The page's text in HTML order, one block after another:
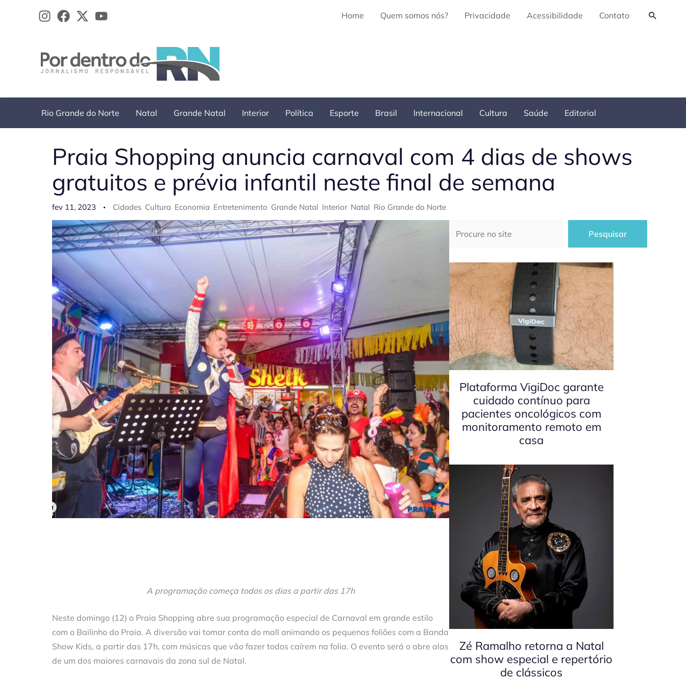
Home Quem somos nós? Privacidade Acessibilidade Contato
Rio Grande do Norte Natal Grande Natal Interior Política Esporte Brasil Internacional Cultura Saúde Editorial
Praia Shopping anuncia carnaval com 4 dias de shows
gratuitos e prévia infantil neste final de semana
fev 11, 2023 Cidades Cultura Economia Entretenimento Grande Natal Interior Natal Rio Grande do Norte
A programação começa todos os dias a partir das 17h
Neste domingo (12) o Praia Shopping abre sua programação especial de Carnaval em grande estilo
com o Bailinho do Praia. A diversão vai tomar conta do mall animando os pequenos foliões com a Banda
Show Kids, a partir das 17h, com músicas que vão fazer todos caírem na folia. O evento será o abre alas
de um dos maiores carnavais da zona sul de Natal.
Pesquisar
Plataforma VigiDoc garante
cuidado contínuo para
pacientes oncológicos com
monitoramento remoto em
casa
Zé Ramalho retorna a Natal
com show especial e repertório
de clássicos